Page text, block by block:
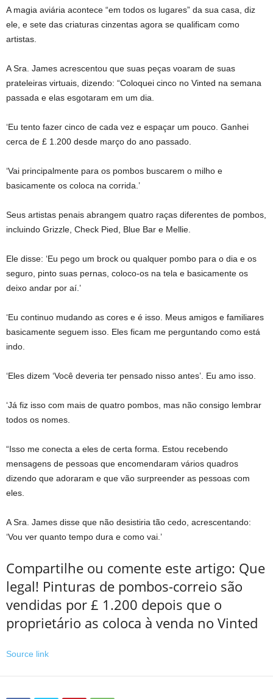
A magia aviária acontece “em todos os lugares” da sua casa, diz
ele, e sete das criaturas cinzentas agora se qualificam como
artistas.
A Sra. James acrescentou que suas peças voaram de suas
prateleiras virtuais, dizendo: “Coloquei cinco no Vinted na semana
passada e elas esgotaram em um dia.
‘Eu tento fazer cinco de cada vez e espaçar um pouco. Ganhei
cerca de £ 1.200 desde março do ano passado.
‘Vai principalmente para os pombos buscarem o milho e
basicamente os coloca na corrida.’
Seus artistas penais abrangem quatro raças diferentes de pombos,
incluindo Grizzle, Check Pied, Blue Bar e Mellie.
Ele disse: ‘Eu pego um brock ou qualquer pombo para o dia e os
seguro, pinto suas pernas, coloco-os na tela e basicamente os
deixo andar por aí.’
‘Eu continuo mudando as cores e é isso. Meus amigos e familiares
basicamente seguem isso. Eles ficam me perguntando como está
indo.
‘Eles dizem ‘Você deveria ter pensado nisso antes’. Eu amo isso.
‘Já fiz isso com mais de quatro pombos, mas não consigo lembrar
todos os nomes.
“Isso me conecta a eles de certa forma. Estou recebendo
mensagens de pessoas que encomendaram vários quadros
dizendo que adoraram e que vão surpreender as pessoas com
eles.
A Sra. James disse que não desistiria tão cedo, acrescentando:
‘Vou ver quanto tempo dura e como vai.’
Compartilhe ou comente este artigo: Que
legal! Pinturas de pombos-correio são
vendidas por £ 1.200 depois que o
proprietário as coloca à venda no Vinted
Source link